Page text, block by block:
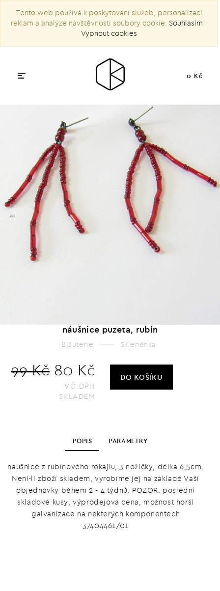
Tento web používá k poskytování služeb, personalizaci
reklam a analýze návštěvnosti soubory cookie. Souhlasím |
Vypnout cookies
0 Kč
1
náušnice puzeta, rubín
Bižuterie Skleněnka
99 Kč 80 Kč
VČ.DPH
SKLADEM
DO KOŠÍKU
POPIS PARAMETRY
náušnice z rubínového rokajlu, 3 nožičky, délka 6,5cm.
Není-li zboží skladem, vyrobíme jej na základě Vaší
objednávky během 2 - 4 týdnů. POZOR: poslední
skladové kusy, výprodejová cena, možnost horší
galvanizace na některých komponentech
37404461/01